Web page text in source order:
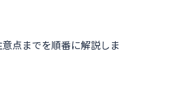
点までを順番に解説しま